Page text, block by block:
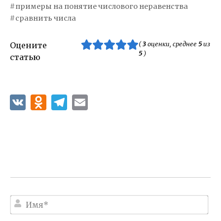
примеры на понятие числового неравенства
сравнить числа
Оцените
статью
(3оценки, среднее 5из
5)